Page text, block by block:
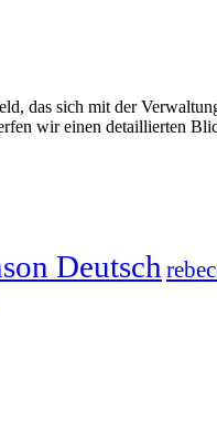
das sich mit der
wir einen detaillierten
Deutsch